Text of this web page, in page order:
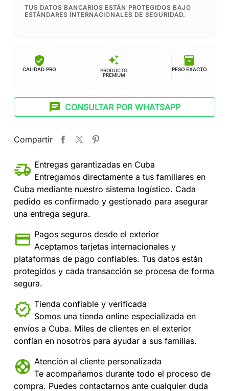
TUS DATOS BANCARIOS ESTÁN PROTEGIDOS BAJO
ESTÁNDARES INTERNACIONALES DE SEGURIDAD.
verified_user
CALIDAD PRO
auto_awesome
PRODUCTO
PREMIUM
inventory_2
PESO EXACTO
chat CONSULTAR POR WHATSAPP
Compartir
Entregas garantizadas en Cuba
Entregamos directamente a tus familiares en
Cuba mediante nuestro sistema logístico. Cada
pedido es confirmado y gestionado para asegurar
una entrega segura.
Pagos seguros desde el exterior
Aceptamos tarjetas internacionales y
plataformas de pago confiables. Tus datos están
protegidos y cada transacción se procesa de forma
segura.
Tienda confiable y verificada
Somos una tienda online especializada en
envíos a Cuba. Miles de clientes en el exterior
confían en nosotros para ayudar a sus familias.
Atención al cliente personalizada
Te acompañamos durante todo el proceso de
compra. Puedes contactarnos ante cualquier duda